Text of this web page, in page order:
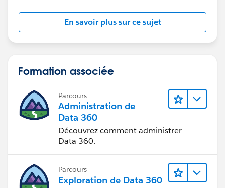
En savoir plus sur ce sujet
Formation associée
Parcours
Administration de
Data 360
Découvrez comment administrer
Data 360.
Parcours
Exploration de Data 360